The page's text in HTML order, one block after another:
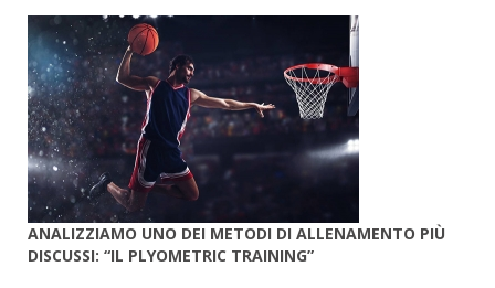
ANALIZZIAMO UNO DEI METODI DI ALLENAMENTO PIÙ
DISCUSSI: “IL PLYOMETRIC TRAINING”